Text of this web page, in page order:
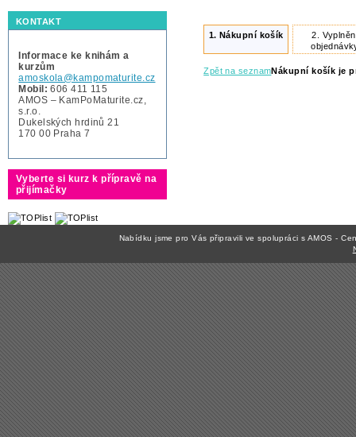
KONTAKT
Informace ke knihám a
kurzům
amoskola@kampomaturite.cz
Mobil: 606 411 115
AMOS – KamPoMaturite.cz,
s.r.o.
Dukelských hrdinů 21
170 00 Praha 7
Vyberte si kurz k přípravě na
přijímačky
1. Nákupní košík 2.
Zpět na seznamNákupní košík je
Nabídku jsme pro Vás připravili ve spolupráci s AMOS -